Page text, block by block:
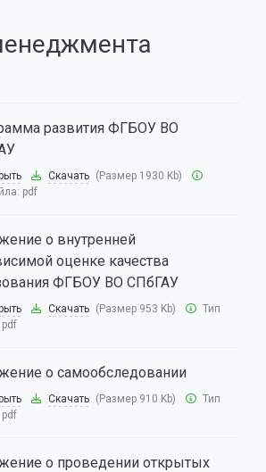
развития ФГБОУ ВО
Скачать (Размер 1930 Kb)
pdf
о внутренней
оценке качества
ФГБОУ ВО СПбГАУ
Скачать (Размер 953 Kb)
Тип
pdf
о самообследовании
Скачать (Размер 910 Kb)
Тип
pdf
о проведении открытых